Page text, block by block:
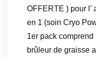
OFFERTE ) pour l’
en 1 (soin Cryo
1er pack
brûleur de graisse